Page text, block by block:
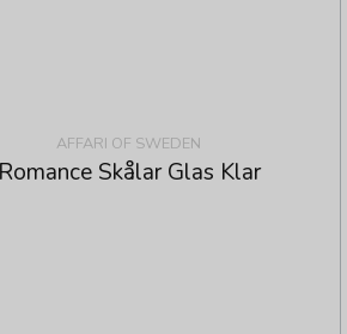
AFFARI OF SWEDEN
Romance Skålar Glas Klar